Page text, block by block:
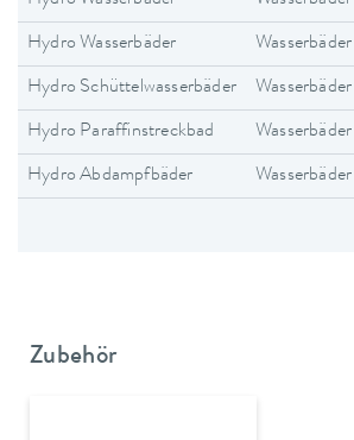
Hydro Wasserbäder Wasserbäder
Hydro Schüttelwasserbäder Wasserbäder
Hydro Paraffinstreckbad Wasserbäder
Hydro Abdampfbäder Wasserbäder
Zubehör